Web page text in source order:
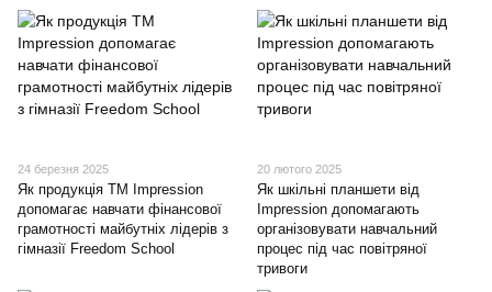
24 березня 2025
Як продукція ТМ Impression
допомагає навчати фінансової
грамотності майбутніх лідерів з
гімназії Freedom School
20 лютого 2025
Як шкільні планшети від
Impression допомагають
організовувати навчальний
процес під час повітряної
тривоги